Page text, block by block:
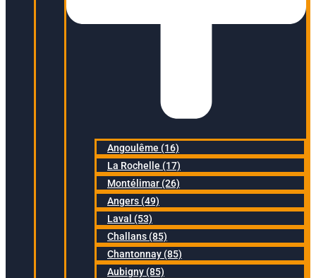
Angoulême (16)
La Rochelle (17)
Montélimar (26)
Angers (49)
Laval (53)
Challans (85)
Chantonnay (85)
Aubigny (85)